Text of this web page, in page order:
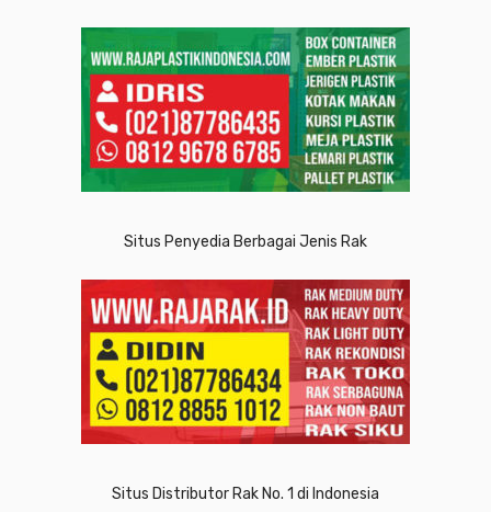
Situs Penyedia Berbagai Jenis Rak
Situs Distributor Rak No. 1 di Indonesia